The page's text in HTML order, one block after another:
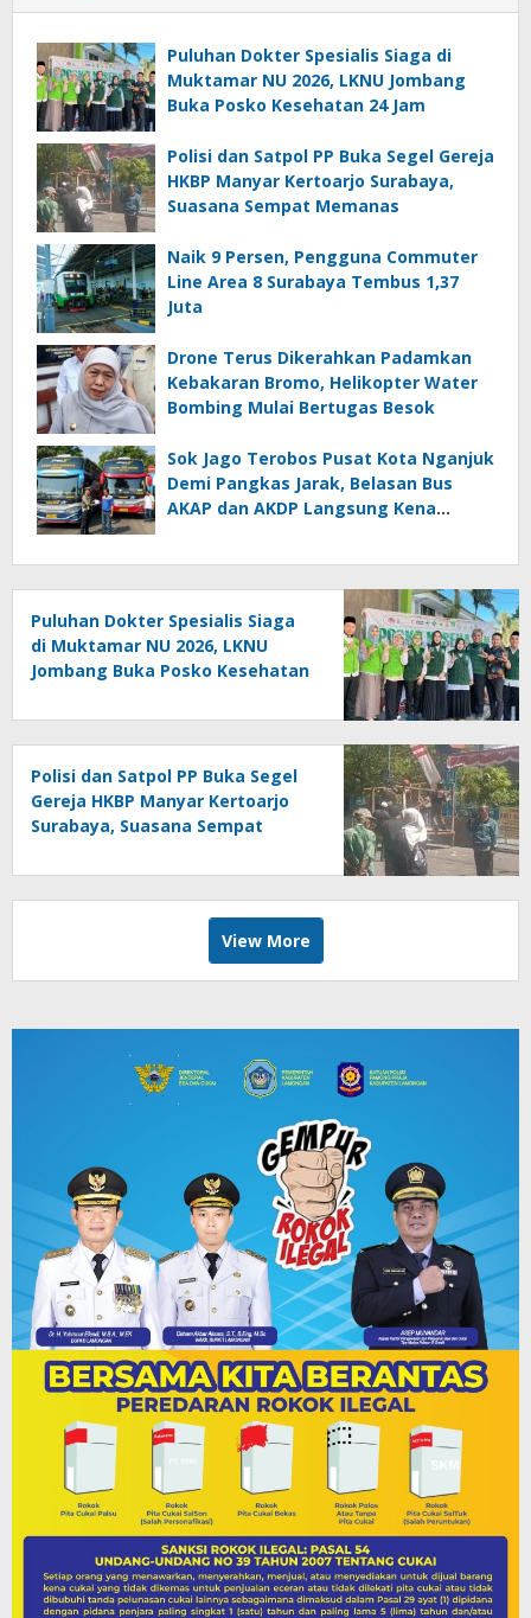
Puluhan Dokter Spesialis Siaga di
Muktamar NU 2026, LKNU Jombang
Buka Posko Kesehatan 24 Jam
Polisi dan Satpol PP Buka Segel Gereja
HKBP Manyar Kertoarjo Surabaya,
Suasana Sempat Memanas
Naik 9 Persen, Pengguna Commuter
Line Area 8 Surabaya Tembus 1,37
Juta
Drone Terus Dikerahkan Padamkan
Kebakaran Bromo, Helikopter Water
Bombing Mulai Bertugas Besok
Sok Jago Terobos Pusat Kota Nganjuk
Demi Pangkas Jarak, Belasan Bus
AKAP dan AKDP Langsung Kena
Puluhan Dokter Spesialis Siaga
di Muktamar NU 2026, LKNU
Jombang Buka Posko Kesehatan
Polisi dan Satpol PP Buka Segel
Gereja HKBP Manyar Kertoarjo
Surabaya, Suasana Sempat
View More